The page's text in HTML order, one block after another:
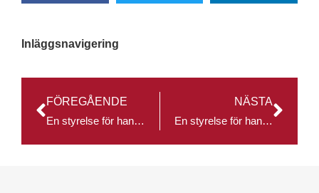
Inläggsnavigering
FÖREGÅENDE
En styrelse för handelsfrämjande uppdrag
NÄSTA
En styrelse för handelsfrämjande uppdrag